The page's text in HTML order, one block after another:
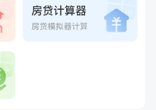
成功预约了男性健康套餐